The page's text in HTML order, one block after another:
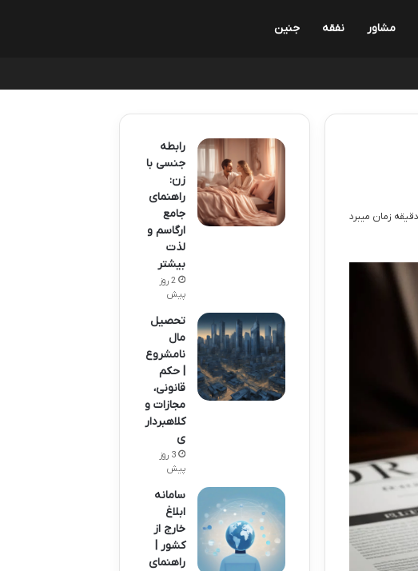
مشاور نفقه جنین
رابطه
جنسی با
زن:
راهنمای
جامع
ارگاسم و
لذت
بیشتر
2 روز
پیش
تحصیل
مال
نامشروع
| حکم
قانونی،
مجازات و
کلاهبردار
ی
3 روز
پیش
سامانه
ابلاغ
خارج از
کشور |
راهنمای